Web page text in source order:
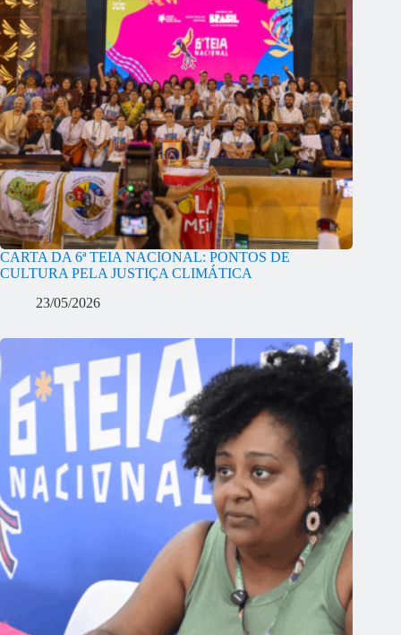
CARTA DA 6ª TEIA NACIONAL: PONTOS DE
CULTURA PELA JUSTIÇA CLIMÁTICA
23/05/2026